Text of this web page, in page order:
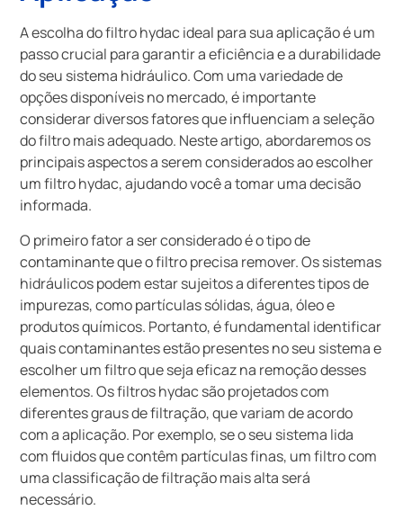
A escolha do filtro hydac ideal para sua aplicação é um
passo crucial para garantir a eficiência e a durabilidade
do seu sistema hidráulico. Com uma variedade de
opções disponíveis no mercado, é importante
considerar diversos fatores que influenciam a seleção
do filtro mais adequado. Neste artigo, abordaremos os
principais aspectos a serem considerados ao escolher
um filtro hydac, ajudando você a tomar uma decisão
informada.
O primeiro fator a ser considerado é o tipo de
contaminante que o filtro precisa remover. Os sistemas
hidráulicos podem estar sujeitos a diferentes tipos de
impurezas, como partículas sólidas, água, óleo e
produtos químicos. Portanto, é fundamental identificar
quais contaminantes estão presentes no seu sistema e
escolher um filtro que seja eficaz na remoção desses
elementos. Os filtros hydac são projetados com
diferentes graus de filtração, que variam de acordo
com a aplicação. Por exemplo, se o seu sistema lida
com fluidos que contêm partículas finas, um filtro com
uma classificação de filtração mais alta será
necessário.